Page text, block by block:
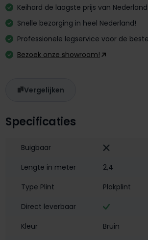
Specificaties
Buigbaar
Lengte in meter
2,4
Type Plint
Plakplint
Direct leverbaar
Kleur
Bruin
Keihard de laagste prijs van
Snelle bezorging in heel Nederland!
Professionele legservice voor de
Bezoek onze showroom!
Vergelijken